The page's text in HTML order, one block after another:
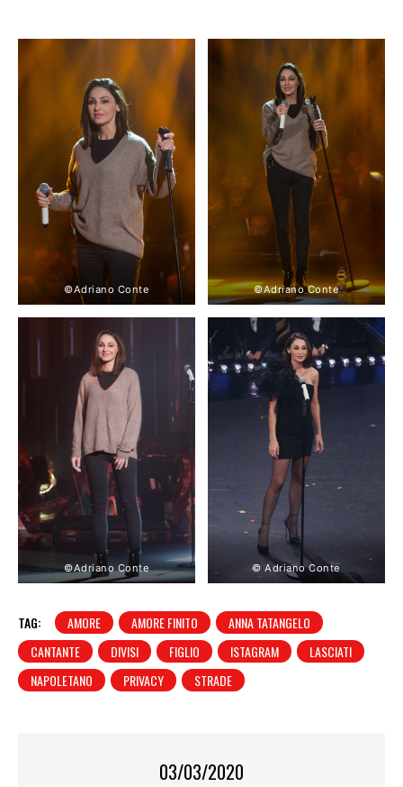
©Adriano Conte ©Adriano Conte
©Adriano Conte © Adriano Conte
TAG: AMORE AMORE FINITO
ANNA TATANGELO
CANTANTE
DIVISI FIGLIO ISTAGRAM
LASCIATI
NAPOLETANO
PRIVACY STRADE
03/03/2020